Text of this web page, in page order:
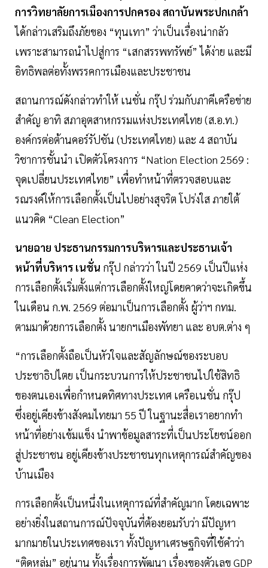
การวิทยาลัยการเมืองการปกครอง สถาบันพระปกเกล้า
ได้กล่าวเสริมถึงภัยของ “ทุนเทา” ว่าเป็นเรื่องน่ากลัว
เพราะสามารถนำไปสู่การ “เสกสรรพทรัพย์” ได้ง่าย และมี
อิทธิพลต่อทั้งพรรคการเมืองและประชาชน
สถานการณ์ดังกล่าวทำให้ เนชั่น กรุ๊ป ร่วมกับภาคีเครือข่าย
สำคัญ อาทิ สภาอุตสาหกรรมแห่งประเทศไทย (ส.อ.ท.)
องค์กรต่อต้านคอร์รัปชัน (ประเทศไทย) และ 4 สถาบัน
วิชาการชั้นนำ เปิดตัวโครงการ “Nation Election 2569 :
จุดเปลี่ยนประเทศไทย” เพื่อทำหน้าที่ตรวจสอบและ
รณรงค์ให้การเลือกตั้งเป็นไปอย่างสุจริต โปร่งใส ภายใต้
แนวคิด “Clean Election”
นายฉาย ประธานกรรมการบริหารและประธานเจ้า
หน้าที่บริหาร เนชั่น กรุ๊ป กล่าวว่า ในปี 2569 เป็นปีแห่ง
การเลือกตั้งเริ่มตั้งแต่การเลือกตั้งใหญ่โดยคาดว่าจะเกิดขึ้น
ในเดือน ก.พ. 2569 ต่อมาเป็นการเลือกตั้ง ผู้ว่าฯ กทม.
ตามมาด้วยการเลือกตั้ง นายกฯเมืองพัทยา และ อบต.ต่าง ๆ
“การเลือกตั้งถือเป็นหัวใจและสัญลักษณ์ของระบอบ
ประชาธิปไตย เป็นกระบวนการให้ประชาชนไปใช้สิทธิ
ของตนเองเพื่อกำหนดทิศทางประเทศ เครือเนชั่น กรุ๊ป
ซึ่งอยู่เคียงข้างสังคมไทยมา 55 ปี ในฐานะสื่อเราอยากทำ
หน้าที่อย่างเข้มแข็ง นำพาข้อมูลสาระที่เป็นประโยชน์ออก
สู่ประชาชน อยู่เคียงข้างประชาชนทุกเหตุการณ์สำคัญของ
บ้านเมือง
การเลือกตั้งเป็นหนึ่งในเหตุการณ์ที่สำคัญมาก โดยเฉพาะ
อย่างยิ่งในสถานการณ์ปัจจุบันที่ต้องยอมรับว่า มีปัญหา
มากมายในประเทศของเรา ทั้งปัญหาเศรษฐกิจที่ใช้คำว่า
“ติดหล่ม” อยู่นาน ทั้งเรื่องการพัฒนา เรื่องของตัวเลข GDP